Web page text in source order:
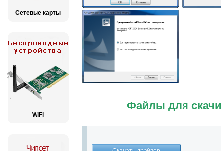
Сетевые карты
WiFi
Файлы для